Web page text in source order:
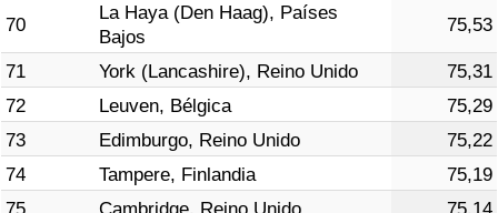
70
La Haya (Den Haag), Países
Bajos
75,53
71 York (Lancashire), Reino Unido
75,31
72
Leuven, Bélgica
75,29
73
Edimburgo, Reino Unido
75,22
74
Tampere, Finlandia
75,19